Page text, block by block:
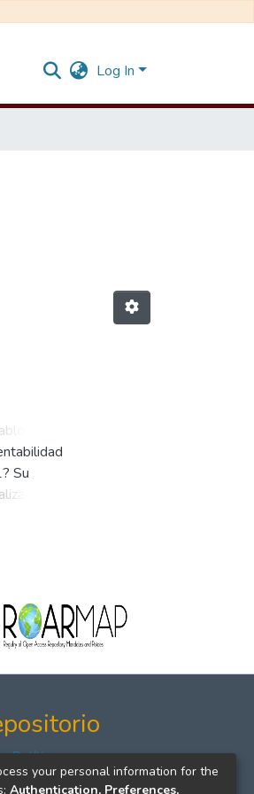
Log In
Su
fue el
plazo
Políticas
Formatos
your personal information for the
Authentication, Preferences,